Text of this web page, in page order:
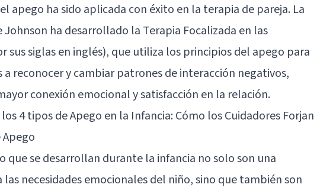
apego ha sido aplicada con éxito en la terapia de pareja. La
ha desarrollado la Terapia Focalizada en las
sus siglas en inglés), que utiliza los principios del apego para
a reconocer y cambiar patrones de interacción negativos,
conexión emocional y satisfacción en la relación.
4 tipos de Apego en la Infancia: Cómo los Cuidadores Forjan
que se desarrollan durante la infancia no solo son una
necesidades emocionales del niño, sino que también son